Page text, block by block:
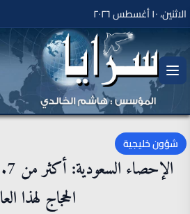
الاثنين، ١٠ أغسطس ٢٠٢٦
شؤون خليجية
الحجاج لهذا